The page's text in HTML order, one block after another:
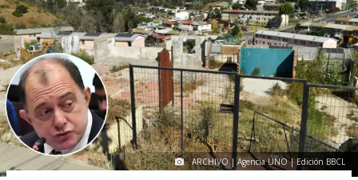
ARCHIVO | Agencia UNO | Edición BBCL